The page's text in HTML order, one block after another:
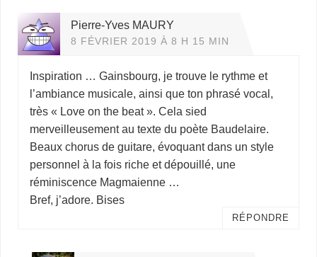
Pierre-Yves MAURY
8 FÉVRIER 2019 À 8 H 15 MIN
Inspiration … Gainsbourg, je trouve le rythme et
l’ambiance musicale, ainsi que ton phrasé vocal,
très « Love on the beat ». Cela sied
merveilleusement au texte du poète Baudelaire.
Beaux chorus de guitare, évoquant dans un style
personnel à la fois riche et dépouillé, une
réminiscence Magmaienne …
Bref, j’adore. Bises
RÉPONDRE